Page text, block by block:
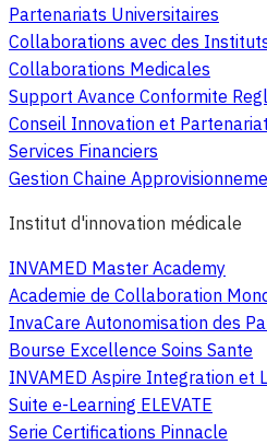
Partenariats Universitaires
Collaborations avec des
Collaborations Medicales
Support Avance Conformite
Conseil Innovation et
Services Financiers
Gestion Chaine
Institut d'innovation médicale
INVAMED Master Academy
Academie de Collaboration
InvaCare Autonomisation des
Bourse Excellence Soins Sante
INVAMED Aspire Integration et
Suite e-Learning ELEVATE
Serie Certifications Pinnacle